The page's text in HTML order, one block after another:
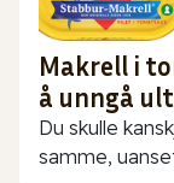
Makrell i
å unngå
Du skulle
samme,